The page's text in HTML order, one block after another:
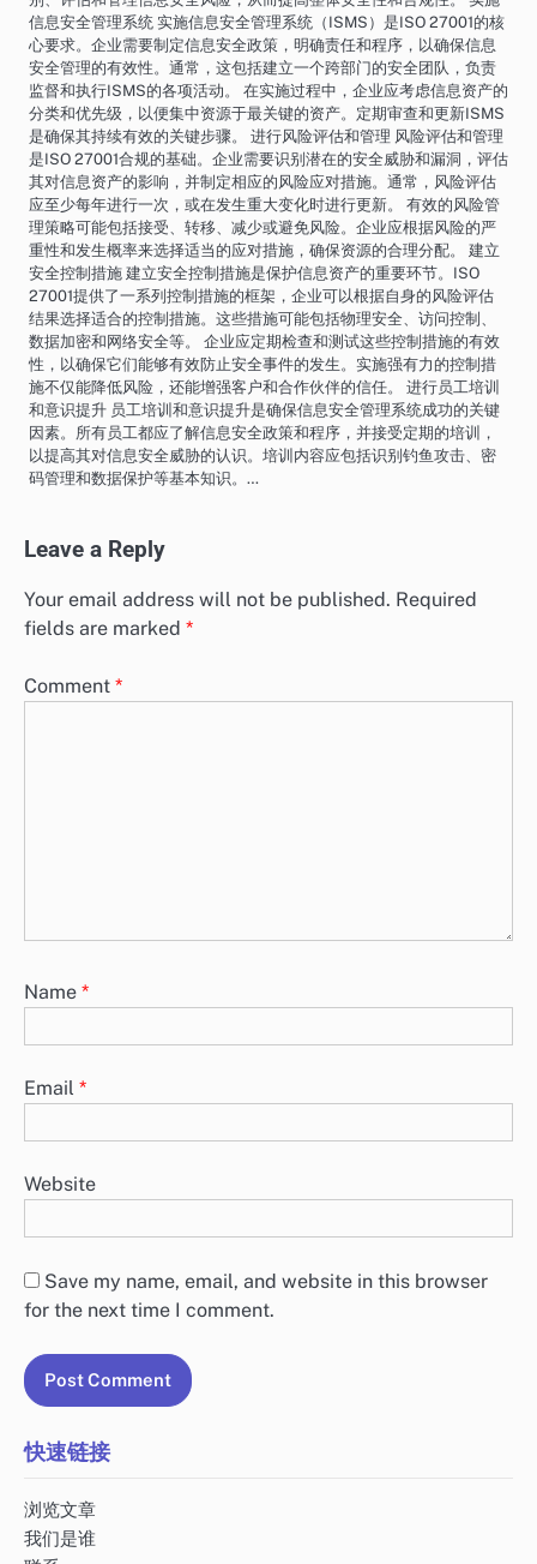
信息安全管理系统 实施信息安全管理系统（ISMS）是ISO 27001的核
心要求。企业需要制定信息安全政策，明确责任和程序，以确保信息
安全管理的有效性。通常，这包括建立一个跨部门的安全团队，负责
监督和执行ISMS的各项活动。 在实施过程中，企业应考虑信息资产的
分类和优先级，以便集中资源于最关键的资产。定期审查和更新ISMS
是确保其持续有效的关键步骤。 进行风险评估和管理 风险评估和管理
是ISO 27001合规的基础。企业需要识别潜在的安全威胁和漏洞，评估
其对信息资产的影响，并制定相应的风险应对措施。通常，风险评估
应至少每年进行一次，或在发生重大变化时进行更新。 有效的风险管
理策略可能包括接受、转移、减少或避免风险。企业应根据风险的严
重性和发生概率来选择适当的应对措施，确保资源的合理分配。 建立
安全控制措施 建立安全控制措施是保护信息资产的重要环节。ISO
27001提供了一系列控制措施的框架，企业可以根据自身的风险评估
结果选择适合的控制措施。这些措施可能包括物理安全、访问控制、
数据加密和网络安全等。 企业应定期检查和测试这些控制措施的有效
性，以确保它们能够有效防止安全事件的发生。实施强有力的控制措
施不仅能降低风险，还能增强客户和合作伙伴的信任。 进行员工培训
和意识提升 员工培训和意识提升是确保信息安全管理系统成功的关键
因素。所有员工都应了解信息安全政策和程序，并接受定期的培训，
以提高其对信息安全威胁的认识。培训内容应包括识别钓鱼攻击、密
码管理和数据保护等基本知识。…
Leave a Reply
Your email address will not be published. Required
fields are marked *
Comment *
Name *
Email *
Website
Save my name, email, and website in this browser
for the next time I comment.
快速链接
浏览文章
我们是谁